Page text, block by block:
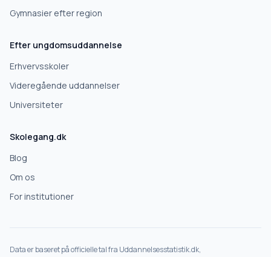
Gymnasier efter region
Efter ungdomsuddannelse
Erhvervsskoler
Videregående uddannelser
Universiteter
Skolegang.dk
Blog
Om os
For institutioner
Data er baseret på officielle tal fra Uddannelsesstatistik.dk,